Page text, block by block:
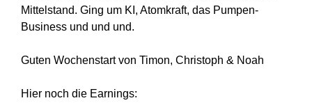
Mittelstand. Ging um KI, Atomkraft, das Pumpen-
Business und und und.
Guten Wochenstart von Timon, Christoph & Noah
Hier noch die Earnings: